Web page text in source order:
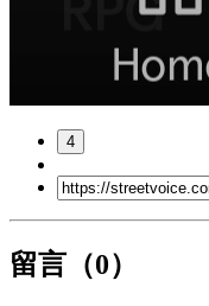
4
留言（0）